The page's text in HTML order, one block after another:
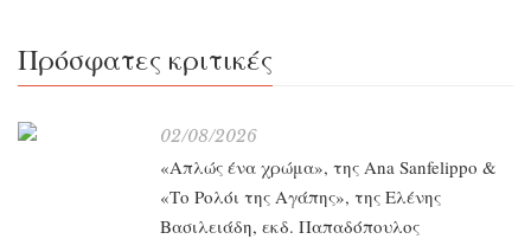
Πρόσφατες κριτικές
02/08/2026
«Απλώς ένα χρώμα», της Ana Sanfelippo &
«Το Ρολόι της Αγάπης», της Ελένης
Βασιλειάδη, εκδ. Παπαδόπουλος